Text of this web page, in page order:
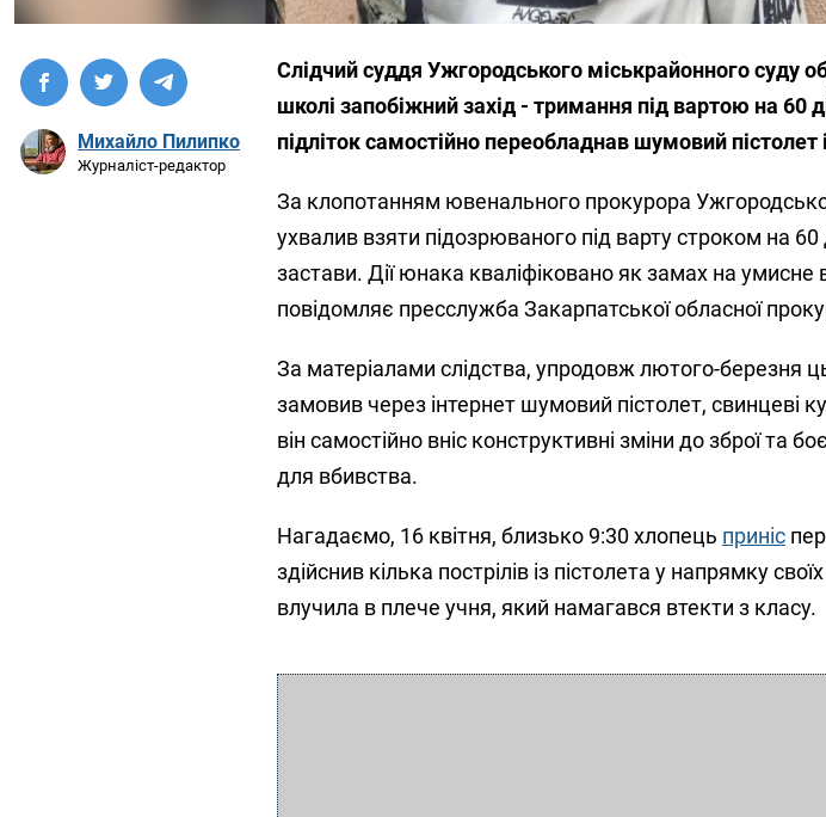
Михайло Пилипко
Журналіст-редактор
Слідчий суддя Ужгородського міськрайонного суду
школі запобіжний захід - тримання під вартою на 60
підліток самостійно переобладнав шумовий пістолет
За клопотанням ювенального прокурора
ухвалив взяти підозрюваного під варту строком на
застави. Дії юнака кваліфіковано як замах на умисне
повідомляє пресслужба Закарпатської обласної
За матеріалами слідства, упродовж лютого-березня
замовив через інтернет шумовий пістолет, свинцеві
він самостійно вніс конструктивні зміни до зброї та
для вбивства.
Нагадаємо, 16 квітня, близько 9:30 хлопець приніс
здійснив кілька пострілів із пістолета у напрямку
влучила в плече учня, який намагався втекти з класу.